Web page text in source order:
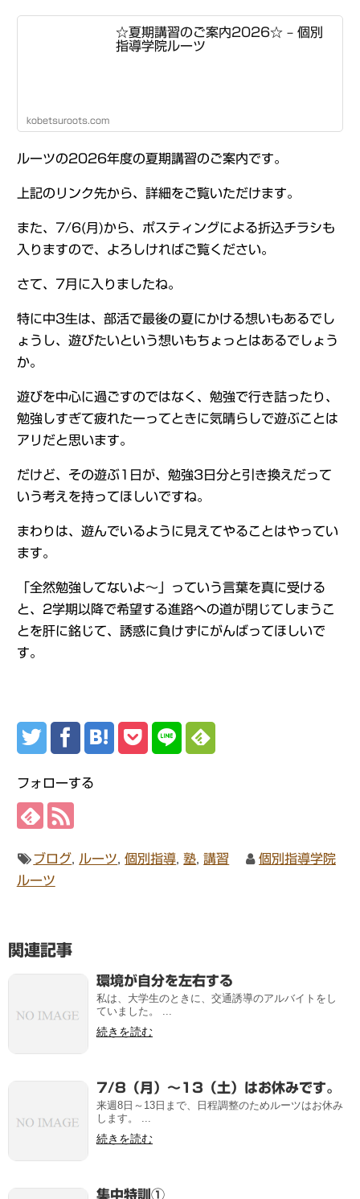
☆夏期講習のご案内2026☆ – 個別
指導学院ルーツ
kobetsuroots.com
ルーツの2026年度の夏期講習のご案内です。
上記のリンク先から、詳細をご覧いただけます。
また、7/6(月)から、ポスティングによる折込チラシも
入りますので、よろしければご覧ください。
さて、7月に入りましたね。
特に中3生は、部活で最後の夏にかける想いもあるでし
ょうし、遊びたいという想いもちょっとはあるでしょう
か。
遊びを中心に過ごすのではなく、勉強で行き詰ったり、
勉強しすぎて疲れたーってときに気晴らしで遊ぶことは
アリだと思います。
だけど、その遊ぶ1日が、勉強3日分と引き換えだって
いう考えを持ってほしいですね。
まわりは、遊んでいるように見えてやることはやってい
ます。
「全然勉強してないよ～」っていう言葉を真に受ける
と、2学期以降で希望する進路への道が閉じてしまうこ
とを肝に銘じて、誘惑に負けずにがんばってほしいで
す。
フォローする
ブログ ルーツ ,個別指導 ,塾 ,講習
個別指導学院
ルーツ
関連記事
環境が自分を左右する
私は、大学生のときに、交通誘導のアルバイトをし
ていました。 ...
続きを読む
7/8（月）～13（土）はお休みです。
来週8日～13日まで、日程調整のためルーツはお休み
します。 ...
続きを読む
集中特訓①